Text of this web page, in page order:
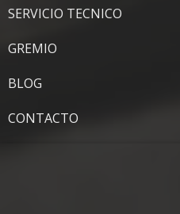
SERVICIO TECNICO
GREMIO
BLOG
CONTACTO